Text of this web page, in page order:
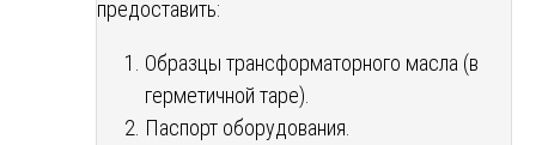
предоставить:
Образцы трансформаторного масла (в
герметичной таре).
Паспорт оборудования.